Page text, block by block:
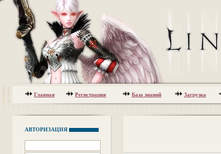
Главная Регистрация База знаний Загрузка
АВТОРИЗАЦИЯ